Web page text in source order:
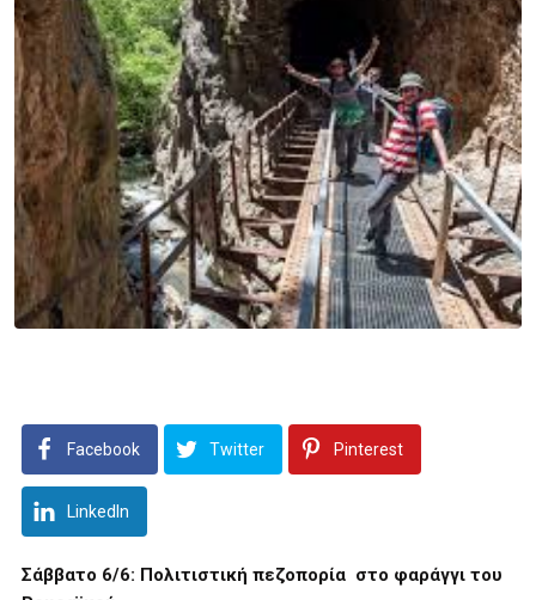
Facebook Twitter Pinterest
LinkedIn
Σάββατο 6/6: Πολιτιστική πεζοπορία στο φαράγγι του